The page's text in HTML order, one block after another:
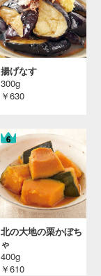
揚げなす
300g
￥630
北の大地の栗かぼち
ゃ
400g
￥610